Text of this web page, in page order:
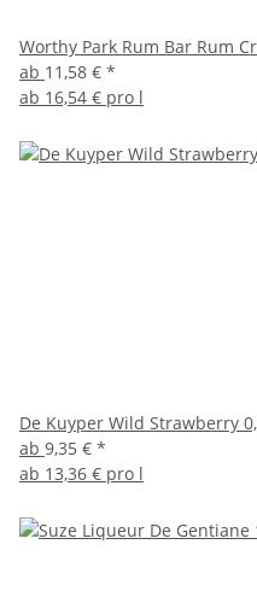
Worthy Park Rum Bar Rum
ab 11,58 € *
ab 16,54 € pro l
De Kuyper Wild Strawberry
ab 9,35 € *
ab 13,36 € pro l